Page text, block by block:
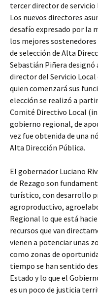
tercer director de
Los nuevos directores
desafío expresado por la
los mejores
de selección de Alta
Sebastián Piñera
director del Servicio Local
quien comenzará sus
elección se realizó a
Comité Directivo Local
gobierno regional, de
vez fue obtenida de una
Alta Dirección Pública.
El gobernador Luciano
de Rezago son
turístico, con desarrollo
agroproductivo,
Regional lo que está
recursos que van
vienen a potenciar unas
como zonas de
tiempo se han sentido
Estado y lo que el
es un poco de justicia